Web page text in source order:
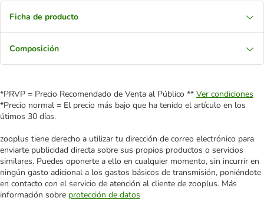
Ficha de producto
Composición
*PRVP = Precio Recomendado de Venta al Público ** Ver condiciones
*Precio normal = El precio más bajo que ha tenido el artículo en los
útimos 30 días.
zooplus tiene derecho a utilizar tu dirección de correo electrónico para
enviarte publicidad directa sobre sus propios productos o servicios
similares. Puedes oponerte a ello en cualquier momento, sin incurrir en
ningún gasto adicional a los gastos básicos de transmisión, poniéndote
en contacto con el servicio de atención al cliente de zooplus. Más
información sobre protección de datos